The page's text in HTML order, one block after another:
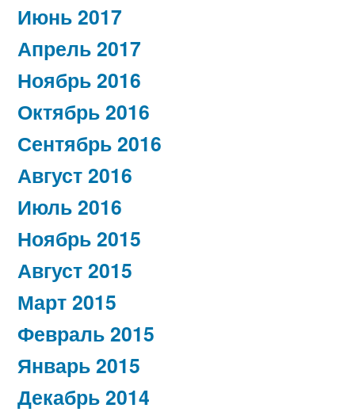
Июнь 2017
Апрель 2017
Ноябрь 2016
Октябрь 2016
Сентябрь 2016
Август 2016
Июль 2016
Ноябрь 2015
Август 2015
Март 2015
Февраль 2015
Январь 2015
Декабрь 2014